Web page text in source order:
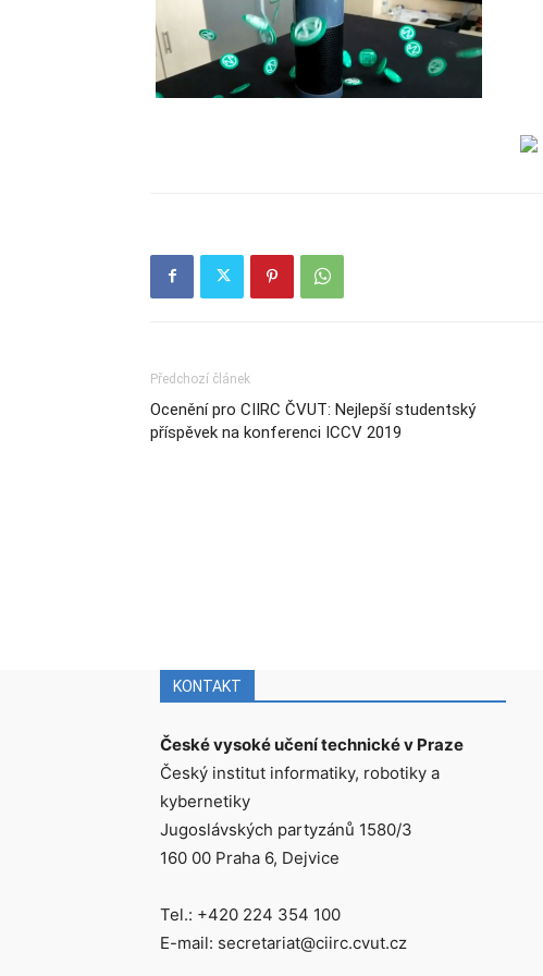
Předchozí článek
Ocenění pro CIIRC ČVUT: Nejlepší studentský
příspěvek na konferenci ICCV 2019
KONTAKT
České vysoké učení technické v Praze
Český institut informatiky, robotiky a
kybernetiky
Jugoslávských partyzánů 1580/3
160 00 Praha 6, Dejvice
Tel.: +420 224 354 100
E-mail: secretariat@ciirc.cvut.cz